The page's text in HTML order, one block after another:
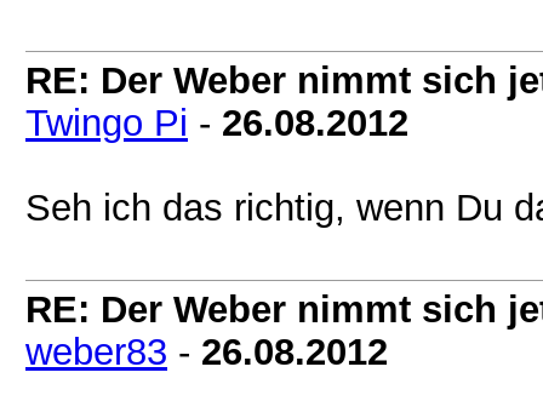
RE: Der Weber nimmt sich
Twingo Pi - 26.08.2012
Seh ich das richtig, wenn Du
RE: Der Weber nimmt sich
weber83 - 26.08.2012